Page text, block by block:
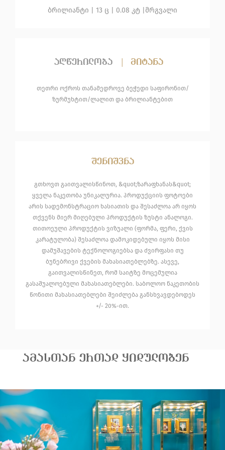
ბრილიანტი | 13 ც | 0.08 კტ | მრგვალი
აღწერილობა მიტანა
თეთრი ოქროს თანამედროვე ბეჭედი საფირონით/
ზურმუხტით/ლალით და ბრილიანტებით
შენიშვნა
გთხოვთ გაითვალისწინოთ, &quot;ზარაფხანას&quot;
ყველა ნაკეთობა უნიკალურია. პროდუქციის ფოტოები
არის სადემონსტრაციო ხასიათის და შესაძლოა არ იყოს
თქვენს მიერ მიღებული პროდუქტის ზუსტი ანალოგი.
თითოეული პროდუქტის ვიზუალი (ფორმა, ფერი, ქვის
კარატულობა) შესაძლოა დამოკიდებული იყოს მისი
დამუშავების ტექნოლოგიებსა და ძვირფასი თუ
ბუნებრივი ქვების მახასიათებლებზე. ასევე,
გაითვალისწინეთ, რომ საიტზე მოცემულია
გასაშუალოებული მახასიათებლები. საბოლოო ნაკეთობის
წონითი მახასიათებლები შეიძლება განსხვავდებოდეს
+/- 20%-ით.
ᲐᲛᲐᲡᲗᲐᲜ ᲔᲠᲗᲐᲓ ᲧᲘᲓᲣᲚᲝᲑᲔᲜ
თეთრი ოქროს საყურე
საფირონით/
4 660.00